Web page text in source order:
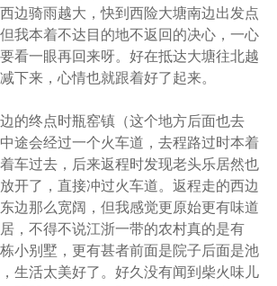
边骑雨越大，快到西险大塘南边出发点
我本着不达目的地不返回的决心，一心
看一眼再回来呀。好在抵达大塘往北越
下来，心情也就跟着好了起来。
的终点时瓶窑镇（这个地方后面也去
途会经过一个火车道，去程路过时本着
车过去，后来返程时发现老头乐居然也
开了，直接冲过火车道。返程走的西边
边那么宽阔，但我感觉更原始更有味道
，不得不说江浙一带的农村真的是有
小别墅，更有甚者前面是院子后面是池
生活太美好了。好久没有闻到柴火味儿